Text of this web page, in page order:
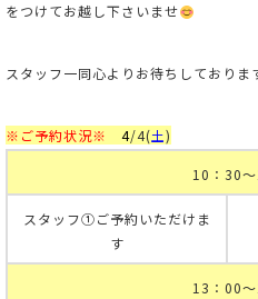
をつけてお越し下さいませ
スタッフ一同心よりお待ちしておりま
※ご予約状況※ 4/4(土)
10：30
スタッフ①ご予約いただけま
す
13：00